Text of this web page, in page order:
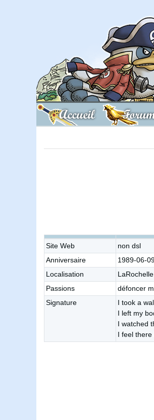
Accueil
Site Web
non dsl
Anniversaire
1989-06-
Localisation
Passions
défoncer
Signature
I took a
I left my
I watched
I feel